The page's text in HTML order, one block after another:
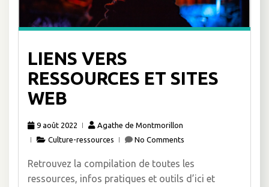
LIENS VERS
RESSOURCES ET SITES
WEB
9 août 2022
Agathe de Montmorillon
Culture-ressources
No Comments
Retrouvez la compilation de toutes les
ressources, infos pratiques et outils d’ici et